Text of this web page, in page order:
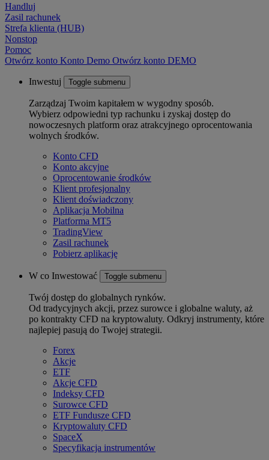
Handluj
Zasil rachunek
Strefa klienta (HUB)
Nonstop
Pomoc
Otwórz konto Konto Demo Otwórz konto DEMO
Inwestuj Toggle submenu
Zarządzaj Twoim kapitałem w wygodny sposób.
Wybierz odpowiedni typ rachunku i zyskaj dostęp do
nowoczesnych platform oraz atrakcyjnego oprocentowania
wolnych środków.
Konto CFD
Konto akcyjne
Oprocentowanie środków
Klient profesjonalny
Klient doświadczony
Aplikacja Mobilna
Platforma MT5
TradingView
Zasil rachunek
Pobierz aplikację
W co Inwestować Toggle submenu
Twój dostęp do globalnych rynków.
Od tradycyjnych akcji, przez surowce i globalne waluty, aż
po kontrakty CFD na kryptowaluty. Odkryj instrumenty, które
najlepiej pasują do Twojej strategii.
Forex
Akcje
ETF
Akcje CFD
Indeksy CFD
Surowce CFD
ETF Fundusze CFD
Kryptowaluty CFD
SpaceX
Specyfikacja instrumentów